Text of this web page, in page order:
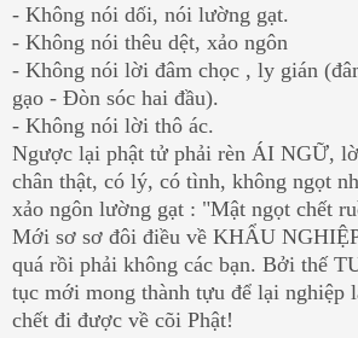
- Không nói dối, nói lường gạt.
- Không nói thêu dệt, xảo ngôn
- Không nói lời đâm chọc , ly gián
gạo - Đòn sóc hai đầu).
- Không nói lời thô ác.
Ngược lại phật tử phải rèn ÁI NGỮ,
chân thật, có lý, có tình, không ngọt
xảo ngôn lường gạt : "Mật ngọt chết
Mới sơ sơ đôi điều về KHẨU
quá rồi phải không các bạn. Bởi thế
tục mới mong thành tựu để lại nghiệp
chết đi được về cõi Phật!